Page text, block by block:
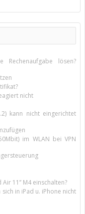
lösen?
nicht
kann nicht eingerichtet
im WLAN bei VPN
11’’ M4 einschalten?
in iPad u. iPhone nicht